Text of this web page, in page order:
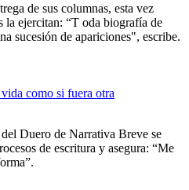
de sus columnas, esta vez
la ejercitan: “T oda biografía de
sucesión de apariciones", escribe.
como si fuera otra
Duero de Narrativa Breve se
de escritura y asegura: “Me